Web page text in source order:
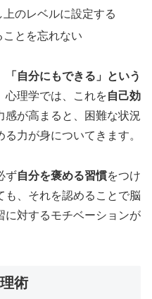
のレベルに設定する
とを忘れない
「自分にもできる」という
心理学では、これを自己効
感が高まると、困難な状況
力が身についてきます。
ず自分を褒める習慣をつけ
も、それを認めることで脳
に対するモチベーションが
術